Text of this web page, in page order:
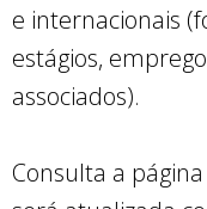
e internacionais
estágios,
associados).
Consulta a